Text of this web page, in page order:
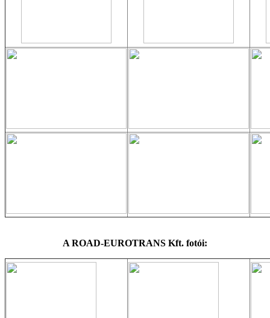
A ROAD-EUROTRANS Kft. fotói: